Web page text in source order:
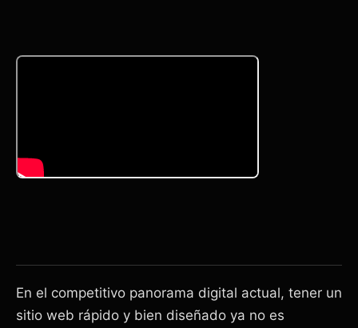
En el competitivo panorama digital actual, tener un
sitio web rápido y bien diseñado ya no es